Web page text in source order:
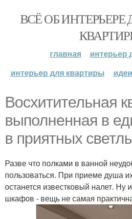
ВСЁ ОБ
главная
интерьер
интерьер для квартиры
Восхитительная
выполненная в
в приятных
Разве что полками в ванной
пользоваться. При приеме душа
останется известковый налет. Ну
шкафов - вещь не самая